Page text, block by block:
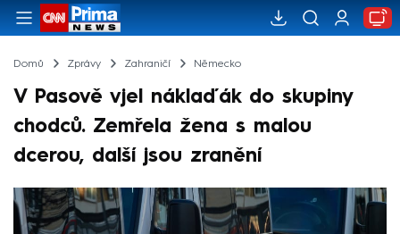
Domů Zprávy Zahraničí Německo
V Pasově vjel náklaďák do skupiny
chodců. Zemřela žena s malou
dcerou, další jsou zranění